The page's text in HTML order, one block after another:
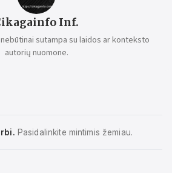
Inf.
sutampa su laidos ar konteksto
autorių nuomone.
Pasidalinkite mintimis žemiau.